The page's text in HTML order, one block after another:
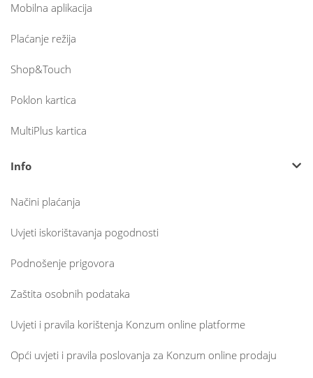
Mobilna aplikacija
Plaćanje režija
Shop&Touch
Poklon kartica
MultiPlus kartica
Info
Načini plaćanja
Uvjeti iskorištavanja pogodnosti
Podnošenje prigovora
Zaštita osobnih podataka
Uvjeti i pravila korištenja Konzum online platforme
Opći uvjeti i pravila poslovanja za Konzum online prodaju